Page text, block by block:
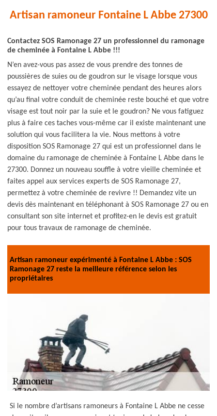
Artisan ramoneur Fontaine L Abbe 27300
Contactez SOS Ramonage 27 un professionnel du ramonage
de cheminée à Fontaine L Abbe !!!
N’en avez-vous pas assez de vous prendre des tonnes de
poussières de suies ou de goudron sur le visage lorsque vous
essayez de nettoyer votre cheminée pendant des heures alors
qu’au final votre conduit de cheminée reste bouché et que votre
visage est tout noir par la suie et le goudron? Ne vous fatiguez
plus à faire ces taches vous-même car il existe maintenant une
solution qui vous facilitera la vie. Nous mettons à votre
disposition SOS Ramonage 27 qui est un professionnel dans le
domaine du ramonage de cheminée à Fontaine L Abbe dans le
27300. Donnez un nouveau souffle à votre vieille cheminée et
faites appel aux services experts de SOS Ramonage 27,
permettez à votre cheminée de revivre !! Demandez vite un
devis dès maintenant en téléphonant à SOS Ramonage 27 ou en
consultant son site internet et profitez-en le devis est gratuit
pour tous travaux de ramonage de cheminée.
Artisan ramoneur expérimenté à Fontaine L Abbe : SOS
Ramonage 27 reste la meilleure référence selon les
propriétaires
Si le nombre d’artisans ramoneurs à Fontaine L Abbe ne cesse